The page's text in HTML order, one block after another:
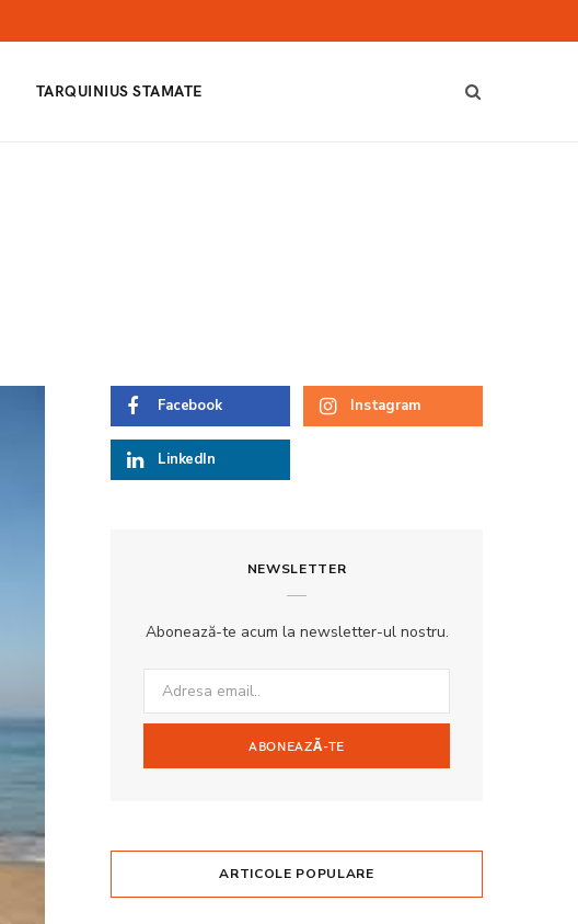
TARQUINIUS STAMATE
Facebook Instagram
LinkedIn
NEWSLETTER
Abonează-te acum la newsletter-ul nostru.
ARTICOLE POPULARE